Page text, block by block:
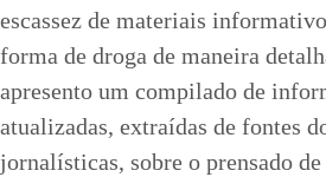
escassez de materiais
forma de droga de maneira
apresento um compilado de
atualizadas, extraídas de fontes
jornalísticas, sobre o prensado de